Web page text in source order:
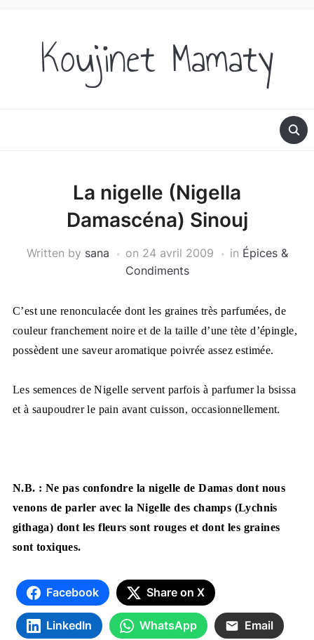
Koujinet Mamaty
La nigelle (Nigella
Damascéna) Sinouj
Written by sana on 24 avril 2009 in Épices &
Condiments
C’est une renonculacée dont les graines très parfumées, de
couleur franche­ment noire et de la taille d’une tète d’épingle,
possèdent une saveur aromatique poivrée assez estimée.
Les semences de Nigelle servent parfois à parfumer la bsissa
et à saupoudrer le pain avant cuisson, occasionnellement.
N.B. : Ne pas confondre la nigelle de Damas dont nous
venons de parler avec la Nigelle des champs (Lychnis
githaga) dont les fleurs sont rouges et dont les graines
sont toxiques.
Facebook Share on X
LinkedIn WhatsApp Email